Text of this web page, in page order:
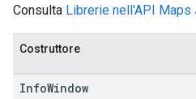
Consulta Librerie nell'API Maps
Costruttore
InfoWindow